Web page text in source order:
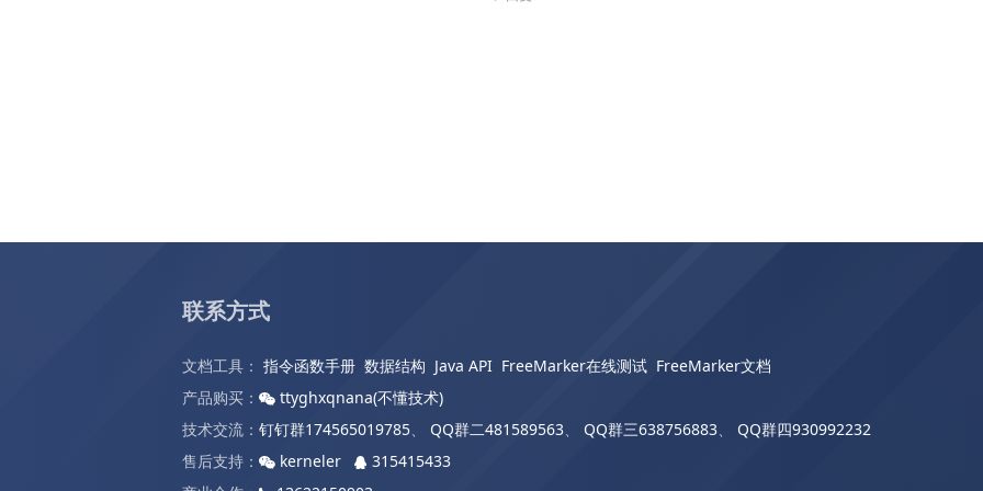
联系方式
文档工具： 指令函数手册 数据结构 Java API FreeMarker在线测试 FreeMarker文档
产品购买：
ttyghxqnana(不懂技术)
技术交流： 钉钉群174565019785、 QQ群二481589563、 QQ群三638756883、 QQ群四930992232
售后支持：
kerneler
315415433